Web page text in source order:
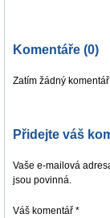
Komentáře (0)
Zatím žádný
Přidejte váš
Vaše e-mailová
jsou povinná.
Váš komentář *